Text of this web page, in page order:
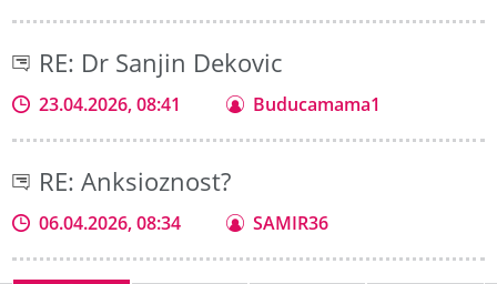
RE: Dr Sanjin Dekovic
23.04.2026, 08:41 Buducamama1
RE: Anksioznost?
06.04.2026, 08:34 SAMIR36